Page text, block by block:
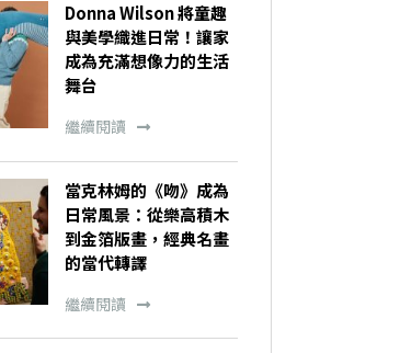
Donna Wilson 將童趣
與美學織進日常！讓家
成為充滿想像力的生活
舞台
繼續閱讀
當克林姆的《吻》成為
日常風景：從樂高積木
到金箔版畫，經典名畫
的當代轉譯
繼續閱讀